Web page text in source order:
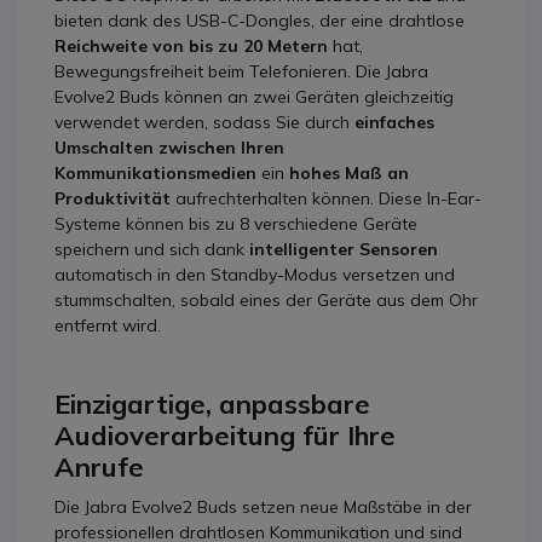
bieten dank des USB-C-Dongles, der eine drahtlose
Reichweite von bis zu 20 Metern hat,
Bewegungsfreiheit beim Telefonieren. Die Jabra
Evolve2 Buds können an zwei Geräten gleichzeitig
verwendet werden, sodass Sie durch einfaches
Umschalten zwischen Ihren
Kommunikationsmedien ein hohes Maß an
Produktivität aufrechterhalten können. Diese In-Ear-
Systeme können bis zu 8 verschiedene Geräte
speichern und sich dank intelligenter Sensoren
automatisch in den Standby-Modus versetzen und
stummschalten, sobald eines der Geräte aus dem Ohr
entfernt wird.
Einzigartige, anpassbare
Audioverarbeitung für Ihre
Anrufe
Die Jabra Evolve2 Buds setzen neue Maßstäbe in der
professionellen drahtlosen Kommunikation und sind